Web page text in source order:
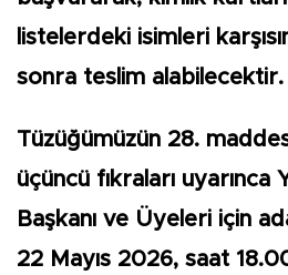
listelerdeki isimleri
sonra teslim alabilecektir.
Tüzüğümüzün 28.
üçüncü fıkraları uyarınca
Başkanı ve Üyeleri için
22 Mayıs 2026, saat